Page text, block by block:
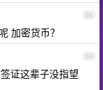
68
加密货币？
69
证这辈子没指望